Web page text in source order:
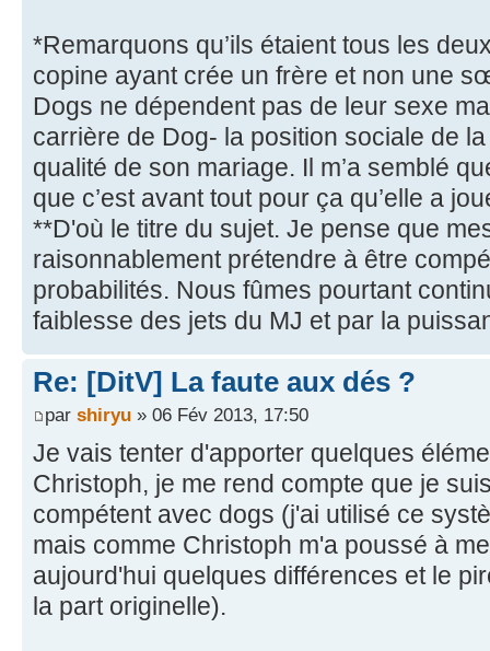
*Remarquons qu’ils étaient tous les
copine ayant crée un frère et non une
Dogs ne dépendent pas de leur sexe
carrière de Dog- la position sociale de
qualité de son mariage. Il m’a semblé
que c’est avant tout pour ça qu’elle a
**D'où le titre du sujet. Je pense que
raisonnablement prétendre à être
probabilités. Nous fûmes pourtant
faiblesse des jets du MJ et par la
Re: [DitV] La faute aux dés ?
par shiryu » 06 Fév 2013, 17:50
Je vais tenter d'apporter quelques
Christoph, je me rend compte que je
compétent avec dogs (j'ai utilisé ce
mais comme Christoph m'a poussé à
aujourd'hui quelques différences et le
la part originelle).